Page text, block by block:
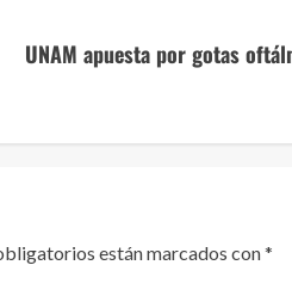
UNAM apuesta por gotas
están marcados con*